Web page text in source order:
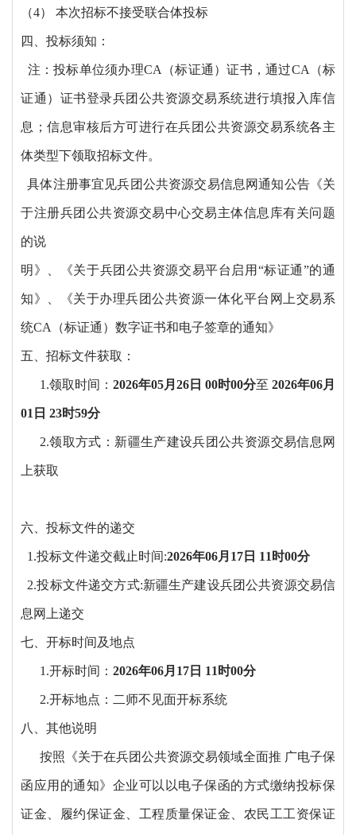
（4） 本次招标不接受联合体投标
四、投标须知：
注：投标单位须办理CA（标证通）证书，通过CA（标
证通）证书登录兵团公共资源交易系统进行填报入库信
息；信息审核后方可进行在兵团公共资源交易系统各主
体类型下领取招标文件。
具体注册事宜见兵团公共资源交易信息网通知公告《关
于注册兵团公共资源交易中心交易主体信息库有关问题
的说
明》、《关于兵团公共资源交易平台启用 “标证通”的通
知》、《关于办理兵团公共资源一体化平台网上交易系
统CA（标证通）数字证书和电子签章的通知》
五、招标文件获取：
1.领取时间： 2026年05月26日 00时00分至 2026年06月
01日 23时59分
2.领取方式：新疆生产建设兵团公共资源交易信息网
上获取
六、投标文件的递交
1.投标文件递交截止时间:2026年06月17日 11时00分
2.投标文件递交方式:新疆生产建设兵团公共资源交易信
息网上递交
七、开标时间及地点
1.开标时间： 2026年06月17日 11时00分
2.开标地点：二师不见面开标系统
八、其他说明
按照《关于在兵团公共资源交易领域全面推 广电子保
函应用的通知》企业可以以电子保函的方式缴纳投标保
证金、履约保证金、工程质量保证金、农民工工资保证